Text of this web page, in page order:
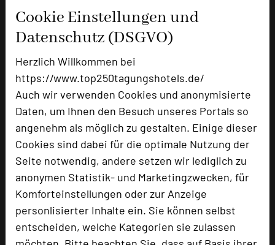
Cookie Einstellungen und
Datenschutz (DSGVO)
Herzlich Willkommen bei
https://www.top250tagungshotels.de/
Auch wir verwenden Cookies und anonymisierte
Daten, um Ihnen den Besuch unseres Portals so
angenehm als möglich zu gestalten. Einige dieser
Cookies sind dabei für die optimale Nutzung der
Seite notwendig, andere setzen wir lediglich zu
anonymen Statistik- und Marketingzwecken, für
Komforteinstellungen oder zur Anzeige
personlisierter Inhalte ein. Sie können selbst
entscheiden, welche Kategorien sie zulassen
Ausstellungsfläche
Zimmer
Doppelzimmer
Einzelzimmer
Juniorsuiten
Besonders geeignet für
Seminar, Klausur, Event
2215 Seiten dieses Hotels wurden in den